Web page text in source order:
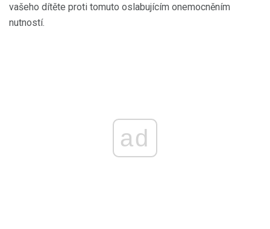
vašeho dítěte proti tomuto oslabujícím onemocněním
nutností.
ad